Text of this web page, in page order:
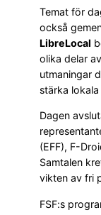
Temat för
också
LibreLocal
olika delar
utmaningar
stärka lokala
Dagen
(EFF), F-
Samtalen
vikten av fri
FSF:s